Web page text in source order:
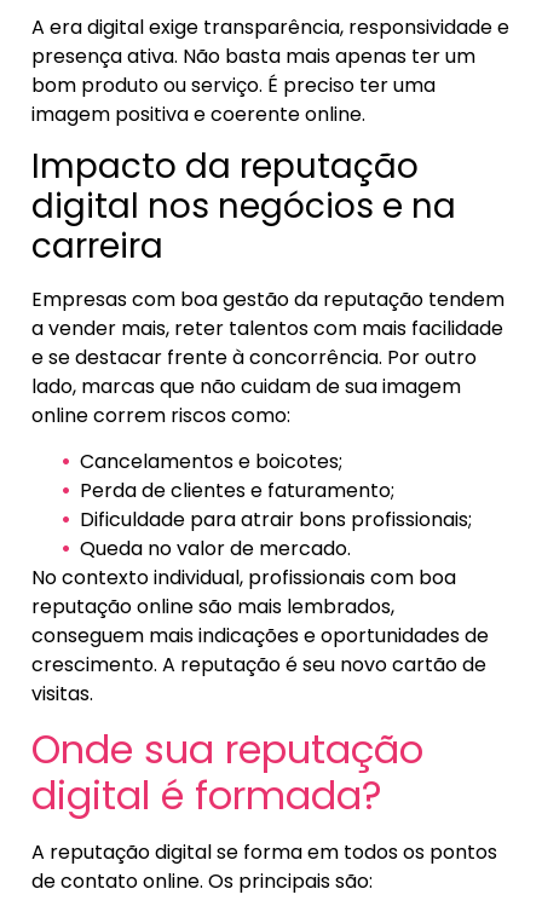
A era digital exige transparência, responsividade e
presença ativa. Não basta mais apenas ter um
bom produto ou serviço. É preciso ter uma
imagem positiva e coerente online.
Impacto da reputação
digital nos negócios e na
carreira
Empresas com boa gestão da reputação tendem
a vender mais, reter talentos com mais facilidade
e se destacar frente à concorrência. Por outro
lado, marcas que não cuidam de sua imagem
online correm riscos como:
Cancelamentos e boicotes;
Perda de clientes e faturamento;
Dificuldade para atrair bons profissionais;
Queda no valor de mercado.
No contexto individual, profissionais com boa
reputação online são mais lembrados,
conseguem mais indicações e oportunidades de
crescimento. A reputação é seu novo cartão de
visitas.
Onde sua reputação
digital é formada?
A reputação digital se forma em todos os pontos
de contato online. Os principais são: